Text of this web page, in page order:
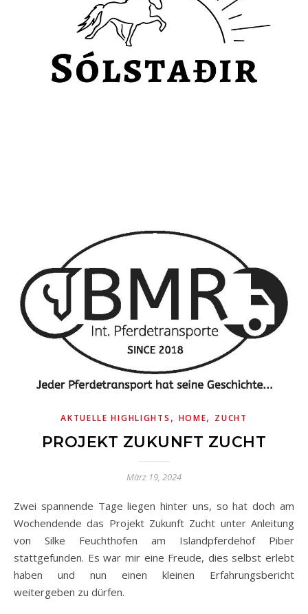
AKTUELLE HIGHLIGHTS , HOME, ZUCHT
PROJEKT ZUKUNFT ZUCHT
März 19, 2024
Zwei spannende Tage liegen hinter uns, so hat doch am
Wochendende das Projekt Zukunft Zucht unter Anleitung
von Silke Feuchthofen am Islandpferdehof Piber
stattgefunden. Es war mir eine Freude, dies selbst erlebt
haben und nun einen kleinen Erfahrungsbericht
weitergeben zu dürfen.